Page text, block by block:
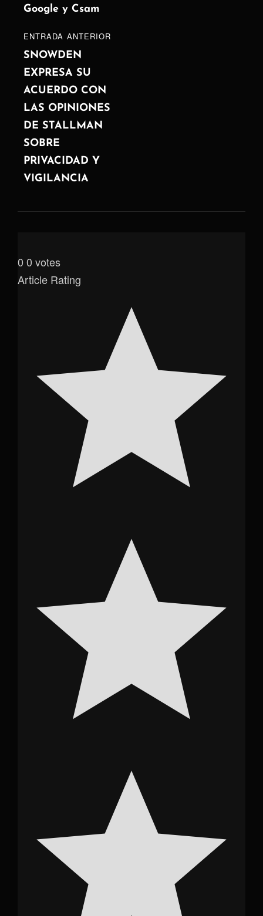
ENTRADA
ANTERIOR
ENTRADA ANTERIOR
SNOWDEN
EXPRESA SU
ACUERDO CON
LAS OPINIONES
DE STALLMAN
SOBRE
PRIVACIDAD Y
VIGILANCIA
Google y Csam
0 0 votes
Article Rating